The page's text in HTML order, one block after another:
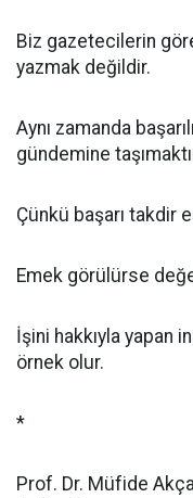
Biz gazetecilerin
yazmak değildir.
Aynı zamanda
gündemine
Çünkü başarı takdir
Emek görülürse
İşini hakkıyla yapan
örnek olur.
*
Prof. Dr. Müfide